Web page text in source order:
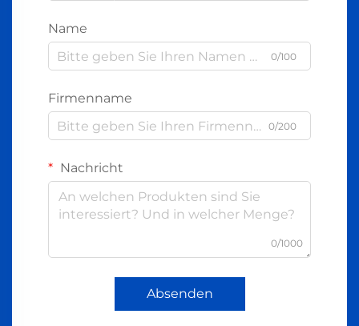
Name
0/100
Firmenname
0/200
Nachricht
0/1000
Absenden